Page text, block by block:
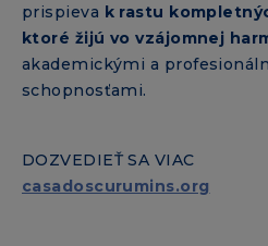
prispieva k rastu
ktoré žijú vo vzájomnej
akademickými a
schopnosťami.
DOZVEDIEŤ SA VIAC
casadoscurumins.org